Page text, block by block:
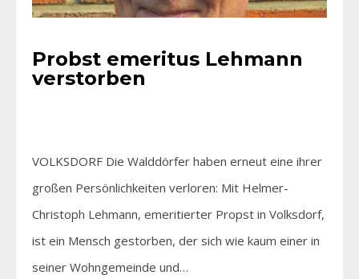
Probst emeritus Lehmann
verstorben
VOLKSDORF Die Walddörfer haben erneut eine ihrer
großen Persönlichkeiten verloren: Mit Helmer-
Christoph Lehmann, emeritierter Propst in Volksdorf,
ist ein Mensch gestorben, der sich wie kaum einer in
seiner Wohngemeinde und…